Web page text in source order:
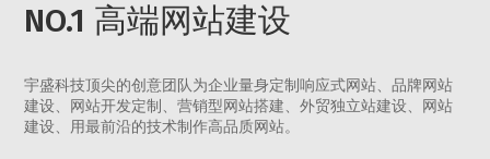
NO.1 高端网站建设
宇盛科技顶尖的创意团队为企业量身定制响应式网站、品牌网站
建设、网站开发定制、营销型网站搭建、外贸独立站建设、网站
建设、用最前沿的技术制作高品质网站。